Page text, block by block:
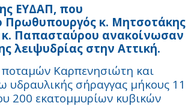
ΕΥΔΑΠ, που
Πρωθυπουργός κ. Μητσοτάκης
κ. Παπασταύρου ανακοίνωσαν
λειψυδρίας στην Αττική.
ποταμών Καρπενησιώτη και
υδραυλικής σήραγγας μήκους 11
200 εκατομμυρίων κυβικών